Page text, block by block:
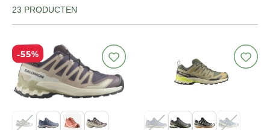
23 PRODUCTEN
55%